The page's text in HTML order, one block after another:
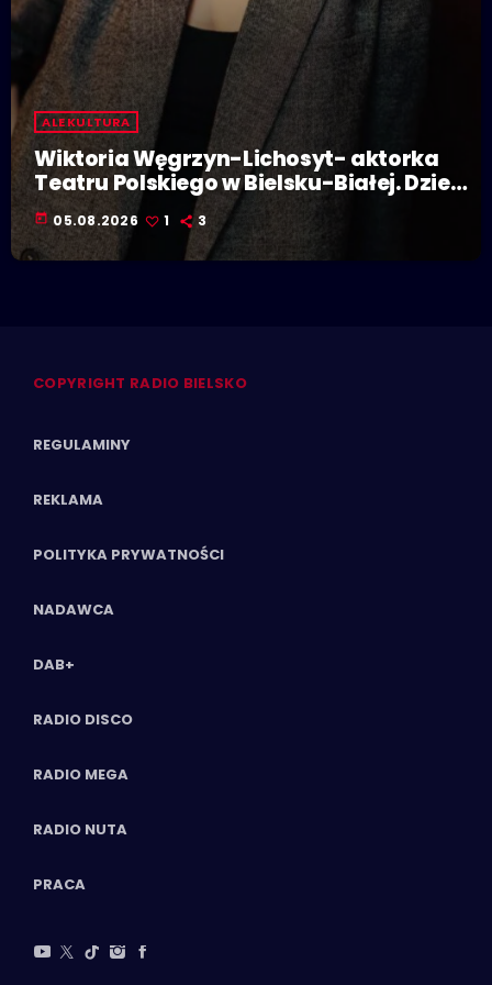
ALE KULTURA
Wiktoria Węgrzyn-Lichosyt- aktorka
Teatru Polskiego w Bielsku-Białej. Dzieje
się w Polskiej Stolicy Kultury!
today 05.08.2026 1 3
COPYRIGHT RADIO BIELSKO
REGULAMINY
REKLAMA
POLITYKA PRYWATNOŚCI
NADAWCA
DAB+
RADIO DISCO
RADIO MEGA
RADIO NUTA
PRACA